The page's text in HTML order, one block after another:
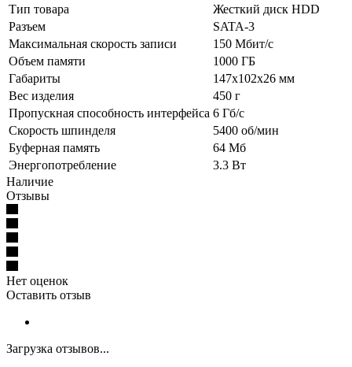
Тип товара
Жесткий диск HDD
Разъем
SATA-3
Максимальная скорость записи
150 Мбит/с
Объем памяти
1000 ГБ
Габариты
147x102x26 мм
Вес изделия
450 г
Пропускная способность интерфейса 6 Гб/с
Скорость шпинделя
5400 об/мин
Буферная память
64 Мб
Энергопотребление
3.3 Вт
Наличие
Отзывы
Нет оценок
Оставить отзыв
Загрузка отзывов...